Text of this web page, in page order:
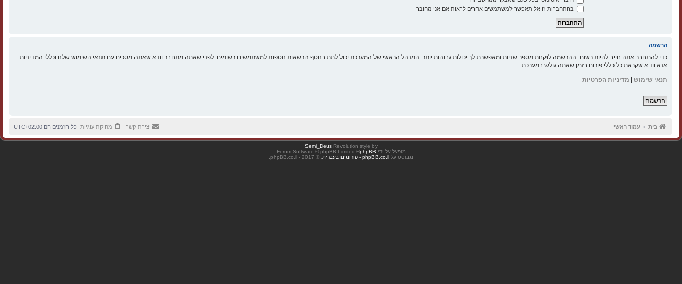
בהתחברות זו אל תאפשר למשתמשים אחרים לראות אם אני מחובר
הרשמה
כדי להתחבר אתה חייב להיות רשום. ההרשמה לוקחת מספר שניות ומאפשרת לך יכולות גבוהות יותר. המנהל הראשי של המערכת יכול לתת בנוסף הרשאות נוספות למשתמשים רשומים. לפני שאתה מתחבר וודא שאתה מסכים עם תנאי השימוש שלנו וכללי המדיניות.
אנא וודא שקראת כל כללי פורום בזמן שאתה גולש במערכת.
תנאי שימוש | מדיניות הפרטיות
הרשמה
בית עמוד ראשי כל הזמנים הם UTC+02:00 מחיקת עוגיות יצירת קשר
Revolution style by
Semi_Deus
מופעל על ידי phpBB
® Forum Software © phpBB Limited
מבוסס על phpBB.co.il - פורומים בעברית . © 2017 - phpBB.co.il.